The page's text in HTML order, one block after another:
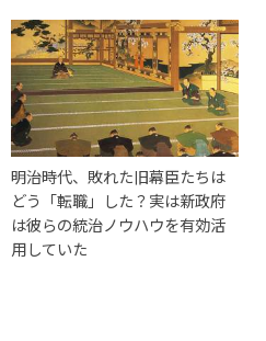
明治時代、敗れた旧幕臣たちは
どう「転職」した？実は新政府
は彼らの統治ノウハウを有効活
用していた